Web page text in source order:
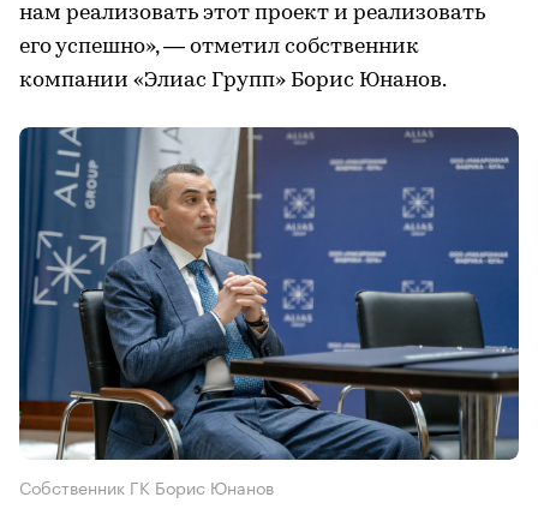
нам реализовать этот проект и реализовать
его успешно», — отметил собственник
компании «Элиас Групп» Борис Юнанов.
Собственник ГК Борис Юнанов